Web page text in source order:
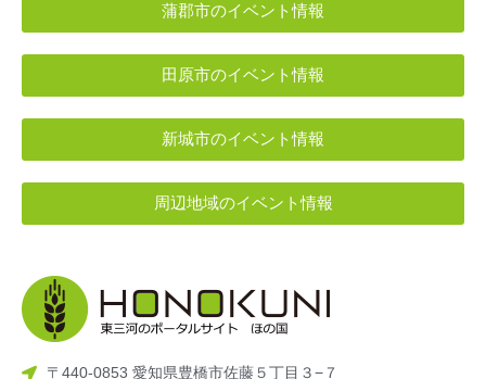
蒲郡市のイベント情報
田原市のイベント情報
新城市のイベント情報
周辺地域のイベント情報
〒440-0853 愛知県豊橋市佐藤５丁目３−７